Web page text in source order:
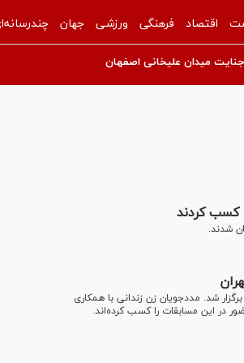
اقتصاد فرهنگی ورزشی جهان
میدان علیخانی اصفهان
کسب کردند
(۲۲ مهر ۱۴۰۴) در ندامتگاه زنان تهران برگزار شد. مددجویان زن زندانی با همکاری
در این مسابقات را کسب کرده‌اند.